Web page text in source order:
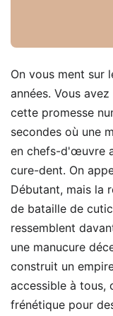
On vous ment sur
années. Vous
cette promesse
secondes où une
en chefs-d'œuvre
cure-dent. On
Débutant, mais la
de bataille de
ressemblent
une manucure
construit un
accessible à tous,
frénétique pour